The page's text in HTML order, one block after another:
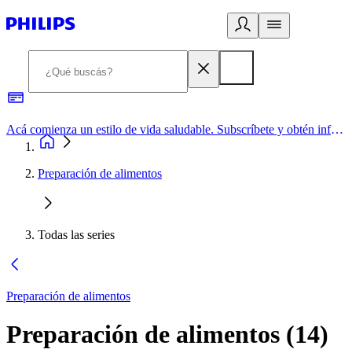
Acá comienza un estilo de vida saludable. Subscríbete y obtén información de primera mano
Preparación de alimentos
Todas las series
Preparación de alimentos
Preparación de alimentos (14)